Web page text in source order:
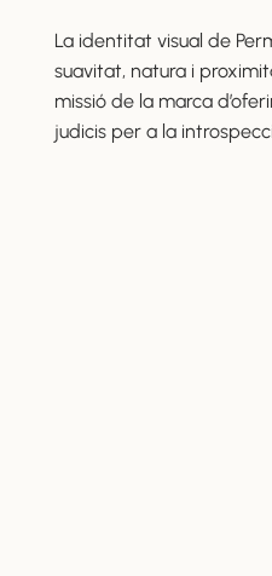
La identitat visual de
suavitat, natura i
missió de la marca
judicis per a la